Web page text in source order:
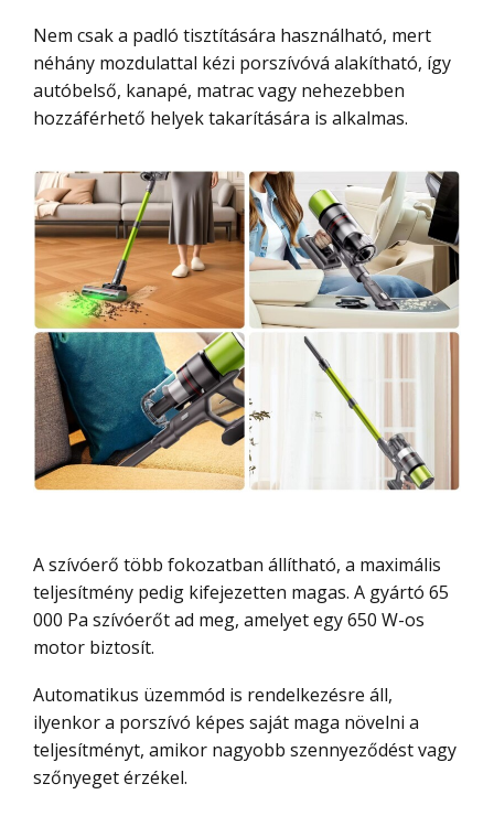
Nem csak a padló tisztítására használható, mert
néhány mozdulattal kézi porszívóvá alakítható, így
autóbelső, kanapé, matrac vagy nehezebben
hozzáférhető helyek takarítására is alkalmas.
A szívóerő több fokozatban állítható, a maximális
teljesítmény pedig kifejezetten magas. A gyártó 65
000 Pa szívóerőt ad meg, amelyet egy 650 W-os
motor biztosít.
Automatikus üzemmód is rendelkezésre áll,
ilyenkor a porszívó képes saját maga növelni a
teljesítményt, amikor nagyobb szennyeződést vagy
szőnyeget érzékel.